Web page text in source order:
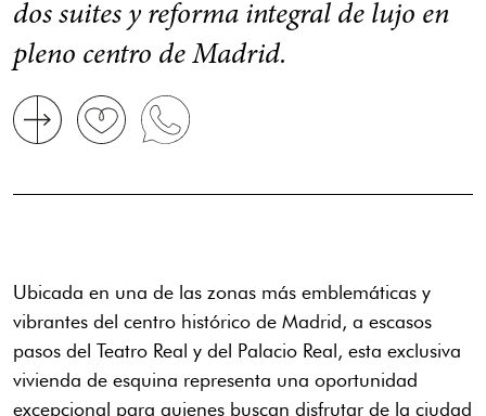
dos suites y reforma integral de lujo en
pleno centro de Madrid.
Ubicada en una de las zonas más emblemáticas y
vibrantes del centro histórico de Madrid, a escasos
pasos del Teatro Real y del Palacio Real, esta exclusiva
vivienda de esquina representa una oportunidad
excepcional para quienes buscan disfrutar de la ciudad